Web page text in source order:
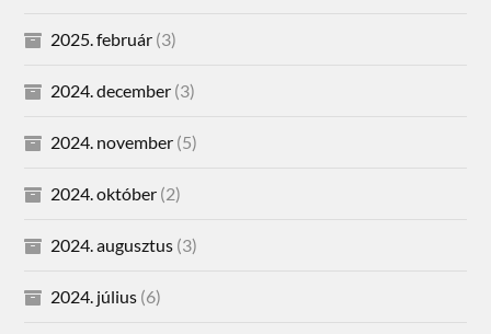
2025. február (3)
2024. december (3)
2024. november (5)
2024. október (2)
2024. augusztus (3)
2024. július (6)